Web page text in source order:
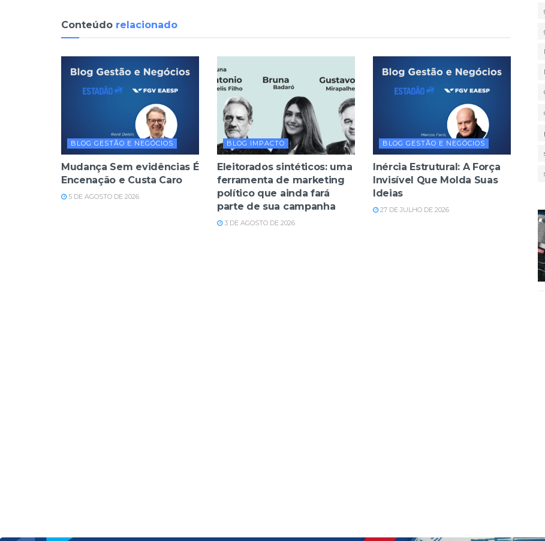
Conteúdo relacionado
BLOG GESTÃO E NEGÓCIOS
Mudança Sem evidências É
Encenação e Custa Caro
5 DE AGOSTO DE 2026
BLOG IMPACTO
Eleitorados sintéticos: uma
ferramenta de marketing
político que ainda fará
parte de sua campanha
3 DE AGOSTO DE 2026
BLOG GESTÃO E NEGÓCIOS
Inércia Estrutural: A Força
Invisível Que Molda Suas
Ideias
27 DE JULHO DE 2026